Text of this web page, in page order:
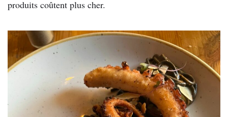
produits coûtent plus cher.